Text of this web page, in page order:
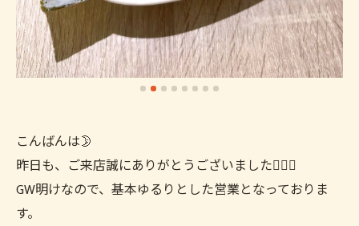
こんばんは🌛
昨日も、ご来店誠にありがとうございました🙇🏻‍♀️
GW明けなので、基本ゆるりとした営業となっておりま
す。